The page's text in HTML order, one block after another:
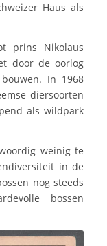
Haus als
prins Nikolaus
door de oorlog
In 1968
diersoorten
als wildpark
weinig te
in de
nog steeds
bossen